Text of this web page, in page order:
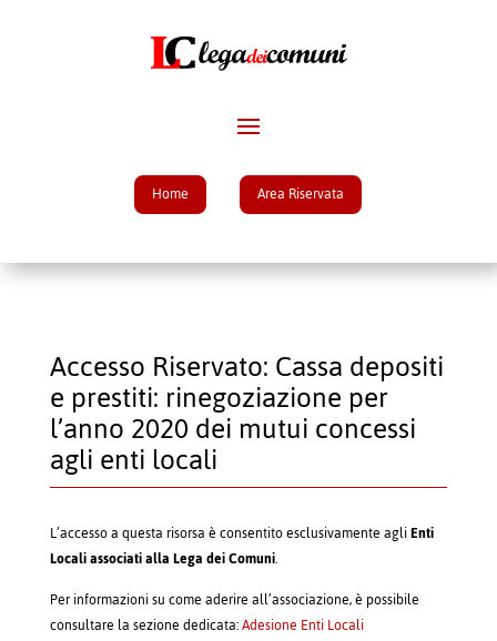
Home Area Riservata
Accesso Riservato: Cassa depositi
e prestiti: rinegoziazione per
l’anno 2020 dei mutui concessi
agli enti locali
L’accesso a questa risorsa è consentito esclusivamente agliEnti
Locali associati alla Lega dei Comuni.
Per informazioni su come aderire all’associazione, è possibile
consultare la sezione dedicata:Adesione Enti Locali